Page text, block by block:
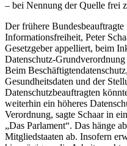
– bei Nennung der Quelle frei
Der frühere
Informationsfreiheit, Peter
Gesetzgeber appelliert, beim
Datenschutz-
Beim
Gesundheitsdaten und der
Datenschutzbeauftragten
weiterhin ein höheres
Verordnung, sagte Schaar in
„Das Parlament“. Das hänge
Mitgliedstaaten ab. Insofern